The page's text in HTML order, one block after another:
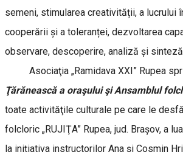
semeni, stimularea creativității, a lucrului
cooperării și a toleranței, dezvoltarea
observare, descoperire, analiză și
Asociaţia „Ramidava XXI” Rupea
Ţărănească a oraşului şi Ansamblul
toate activităţile culturale pe care le
folcloric „RUJIŢA” Rupea, jud. Brașov, a
la inițiativa instructorilor Ana şi Cosmin